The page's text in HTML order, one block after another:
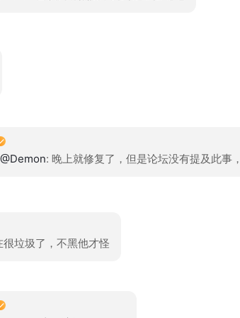
@Demon: 晚上就修复了，但是论坛没有提及此事
垃圾了，不黑他才怪